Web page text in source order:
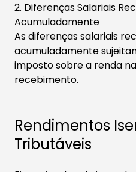
2. Diferenças Salariais
Acumuladamente
As diferenças salariais
acumuladamente
imposto sobre a renda
recebimento.
Rendimentos
Tributáveis